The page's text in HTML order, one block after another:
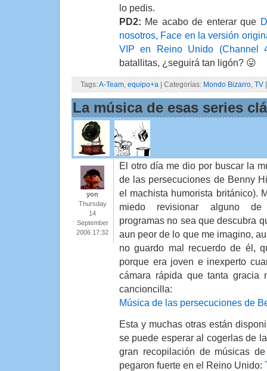
lo pedis.
PD2: Me acabo de enterar que
nosotros, Face en la versión
VIP en Reino Unido (Channel
batallitas, ¿seguirá tan ligón? 😛
Tags:A-Team, equipo+a | Categorías: Mondo Bizarro, TV
La música de esas series
yon
Thursday
14
September
2006 17:32
El otro día me dio por buscar la
de las persecuciones de Benny
el machista humorista británico).
miedo revisionar alguno
programas no sea que descubra
aun peor de lo que me imagino,
no guardo mal recuerdo de él,
porque era joven e inexperto
cámara rápida que tanta
cancioncilla:
Música de las persecuciones de
Esta y muchas otras están
se puede esperar al cogerlas de
gran recopilación de músicas
pegaron fuerte en el Reino Unido: